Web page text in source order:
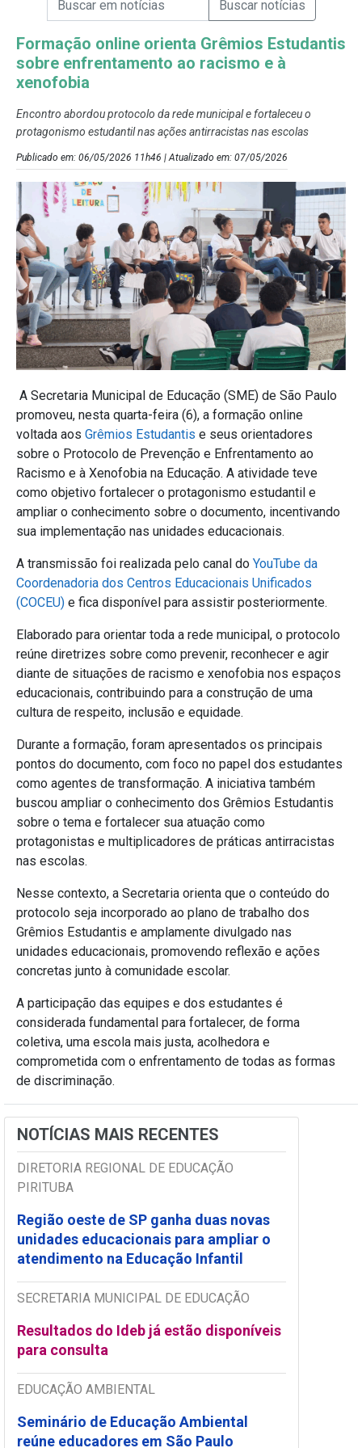
Formação online orienta Grêmios Estudantis
sobre enfrentamento ao racismo e à
xenofobia
Encontro abordou protocolo da rede municipal e fortaleceu o
protagonismo estudantil nas ações antirracistas nas escolas
Publicado em: 06/05/2026 11h46 | Atualizado em: 07/05/2026
A Secretaria Municipal de Educação (SME) de São Paulo
promoveu, nesta quarta-feira (6), a formação online
voltada aos Grêmios Estudantis e seus orientadores
sobre o Protocolo de Prevenção e Enfrentamento ao
Racismo e à Xenofobia na Educação. A atividade teve
como objetivo fortalecer o protagonismo estudantil e
ampliar o conhecimento sobre o documento, incentivando
sua implementação nas unidades educacionais.
A transmissão foi realizada pelo canal do YouTube da
Coordenadoria dos Centros Educacionais Unificados
(COCEU) e fica disponível para assistir posteriormente.
Elaborado para orientar toda a rede municipal, o protocolo
reúne diretrizes sobre como prevenir, reconhecer e agir
diante de situações de racismo e xenofobia nos espaços
educacionais, contribuindo para a construção de uma
cultura de respeito, inclusão e equidade.
Durante a formação, foram apresentados os principais
pontos do documento, com foco no papel dos estudantes
como agentes de transformação. A iniciativa também
buscou ampliar o conhecimento dos Grêmios Estudantis
sobre o tema e fortalecer sua atuação como
protagonistas e multiplicadores de práticas antirracistas
nas escolas.
Nesse contexto, a Secretaria orienta que o conteúdo do
protocolo seja incorporado ao plano de trabalho dos
Grêmios Estudantis e amplamente divulgado nas
unidades educacionais, promovendo reflexão e ações
concretas junto à comunidade escolar.
A participação das equipes e dos estudantes é
considerada fundamental para fortalecer, de forma
coletiva, uma escola mais justa, acolhedora e
comprometida com o enfrentamento de todas as formas
de discriminação.
NOTÍCIAS MAIS RECENTES
DIRETORIA REGIONAL DE EDUCAÇÃO
PIRITUBA
Região oeste de SP ganha duas novas
unidades educacionais para ampliar o
atendimento na Educação Infantil
SECRETARIA MUNICIPAL DE EDUCAÇÃO
Resultados do Ideb já estão disponíveis
para consulta
EDUCAÇÃO AMBIENTAL
Seminário de Educação Ambiental
reúne educadores em São Paulo